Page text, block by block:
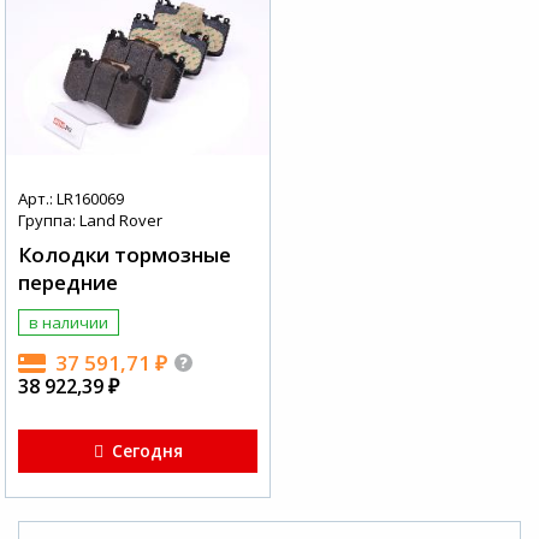
Арт.: LR160069
Группа: Land Rover
Колодки тормозные
передние
в наличии
37 591,71 ₽
38 922,39₽
Сегодня